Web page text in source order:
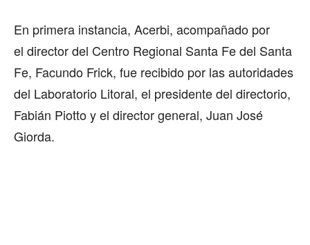
En primera instancia, Acerbi, acompañado por
el director del Centro Regional Santa Fe del Santa
Fe, Facundo Frick, fue recibido por las autoridades
del Laboratorio Litoral, el presidente del directorio,
Fabián Piotto y el director general, Juan José
Giorda.